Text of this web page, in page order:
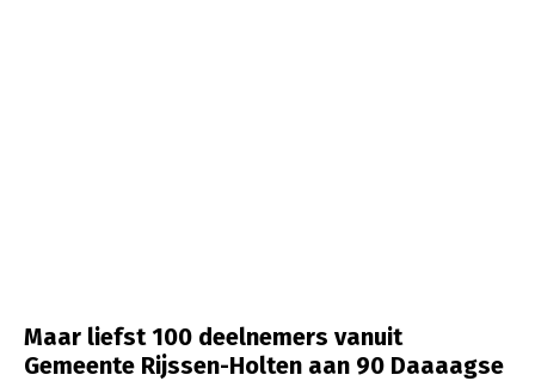
Maar liefst 100 deelnemers vanuit
Gemeente Rijssen-Holten aan 90 Daaaagse